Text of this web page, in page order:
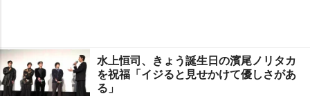
水上恒司、きょう誕生日の濱尾ノリタカ
を祝福「イジると見せかけて優しさがあ
る」